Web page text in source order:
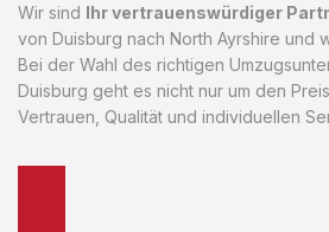
Wir sind Ihr vertrauenswürdiger
von Duisburg nach North Ayrshire und
Bei der Wahl des richtigen
Duisburg geht es nicht nur um den
Vertrauen, Qualität und individuellen